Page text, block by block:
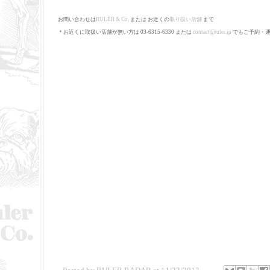
お問い合わせは RULER & Co または お近くの 取り扱い店舗 まで
＊お近くに取扱い店舗が無い方は 03-6315-6330 または contact@ruler.jp でもご予約・